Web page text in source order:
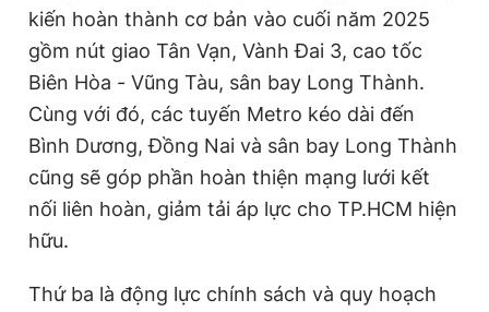
kiến hoàn thành cơ bản vào cuối năm 2025
gồm nút giao Tân Vạn, Vành Đai 3, cao tốc
Biên Hòa - Vũng Tàu, sân bay Long Thành.
Cùng với đó, các tuyến Metro kéo dài đến
Bình Dương, Đồng Nai và sân bay Long Thành
cũng sẽ góp phần hoàn thiện mạng lưới kết
nối liên hoàn, giảm tải áp lực cho TP.HCM hiện
hữu.
Thứ ba là động lực chính sách và quy hoạch